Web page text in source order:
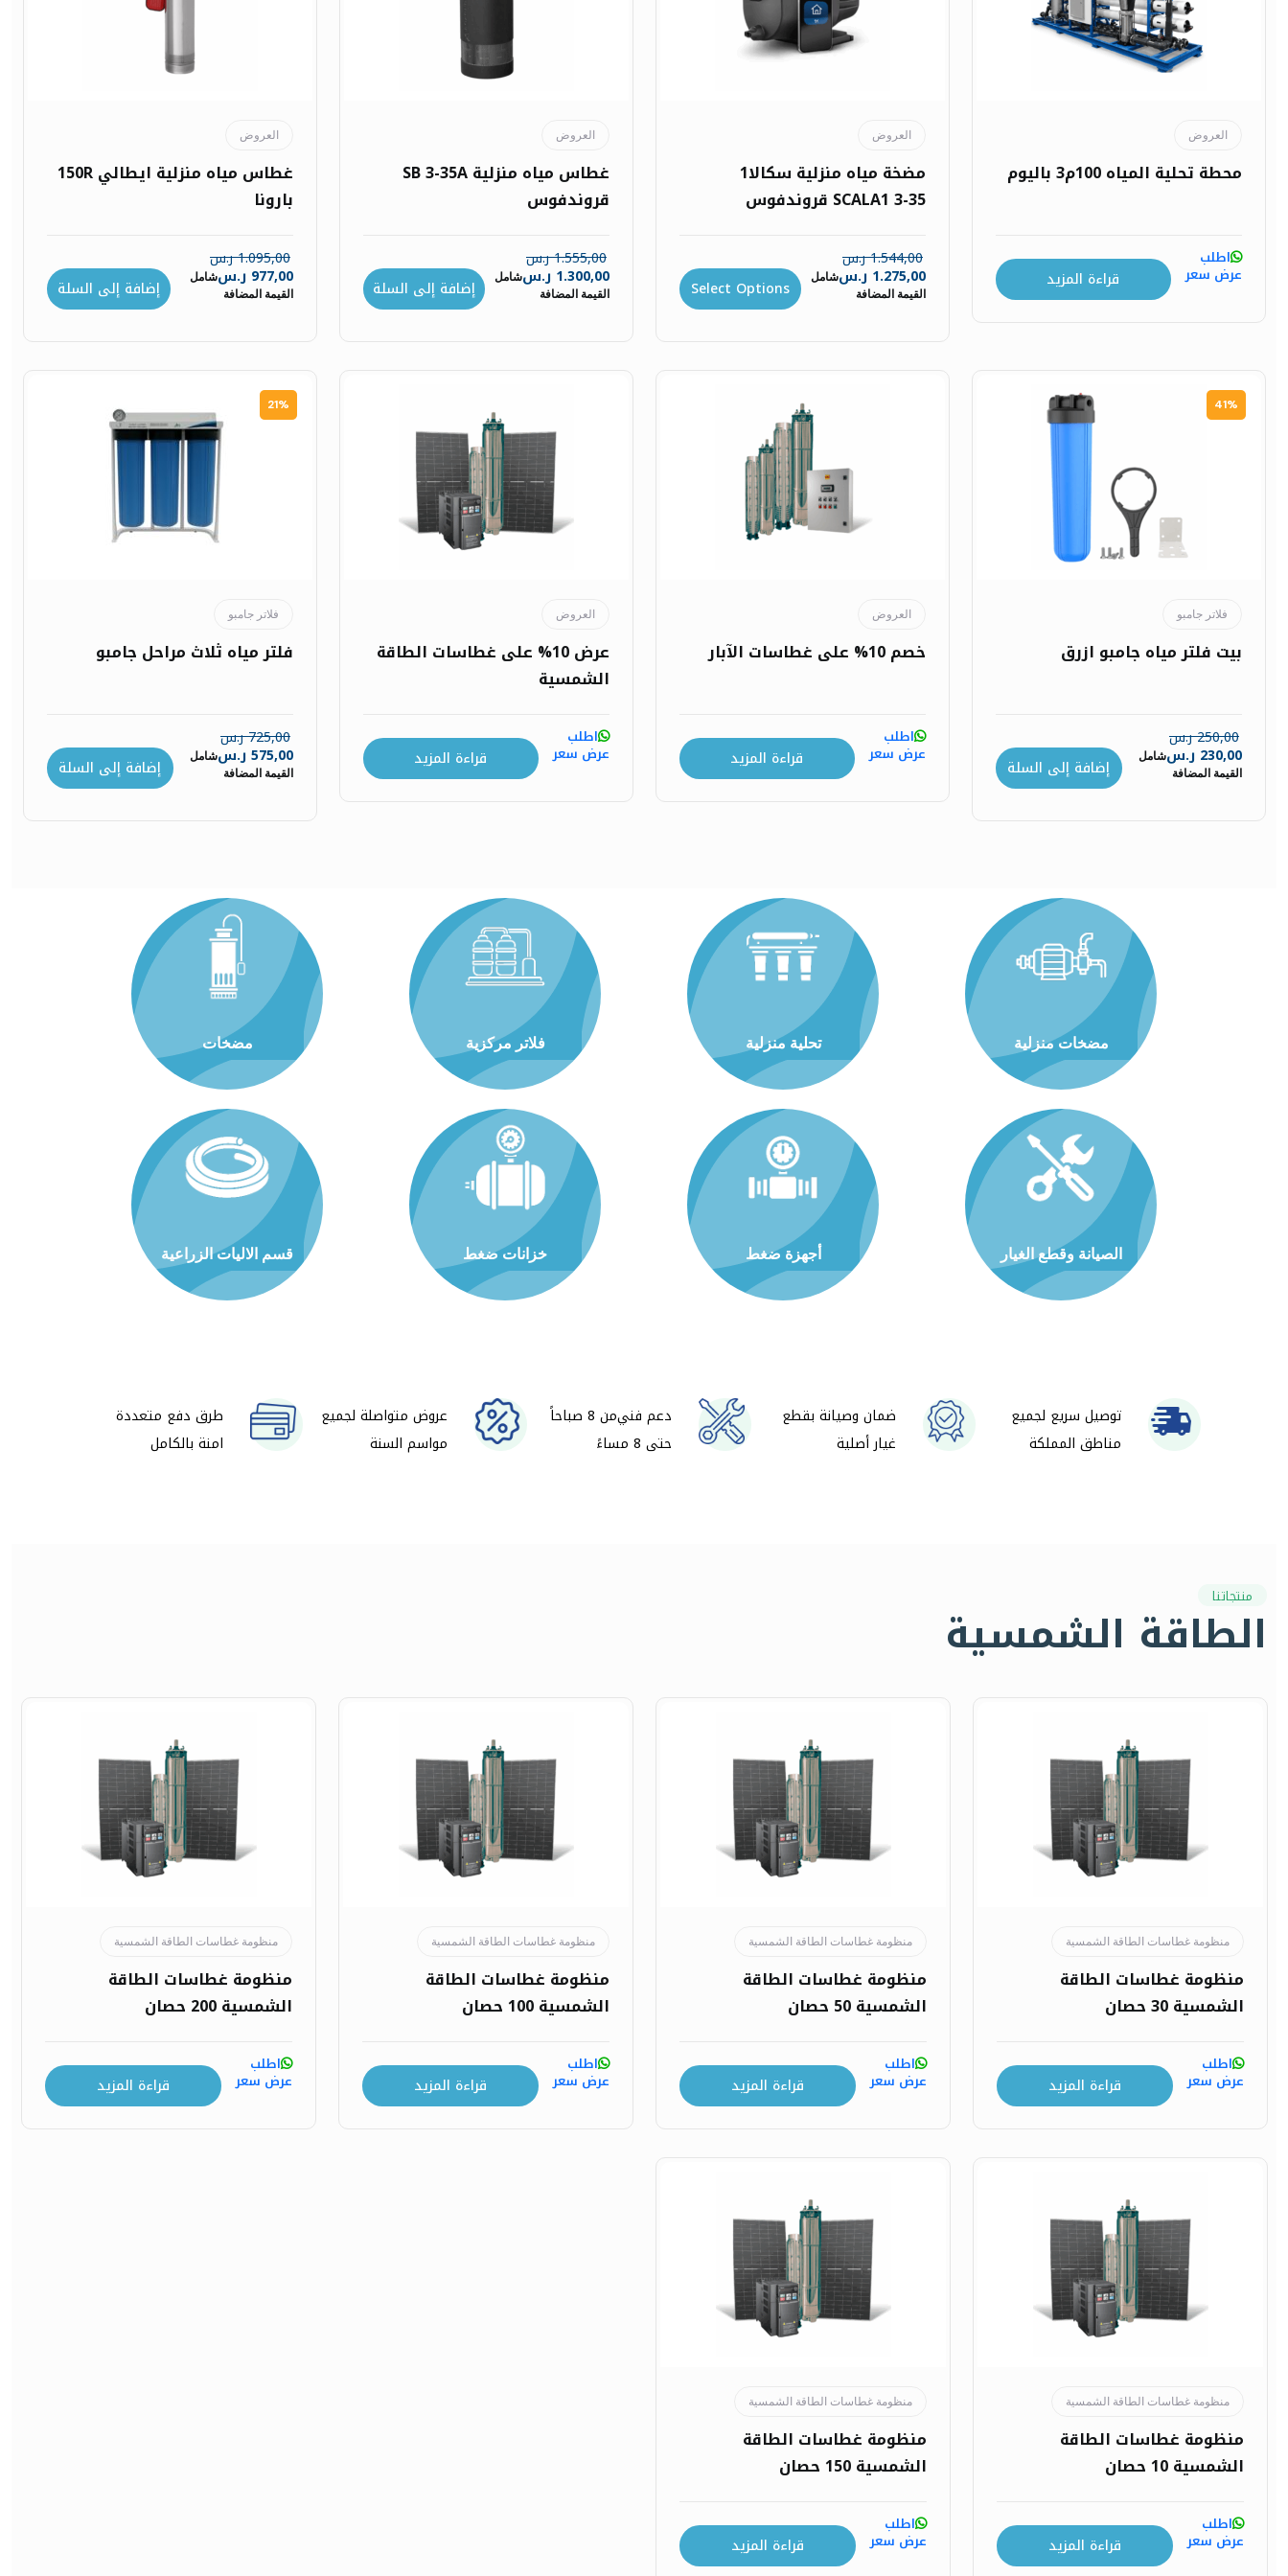
العروض
محطة تحلية المياه 100م3 باليوم
اطلب
عرض سعر قراءة المزيد
العروض
مضخة مياه منزلية سكالا1
SCALA1 3-35 قروندفوس
1.544,00ر.س
1.275,00 ر.سشامل
القيمة المضافة
Select Options
العروض
غطاس مياه منزلية SB 3-35A
قروندفوس
1.555,00ر.س
1.300,00 ر.سشامل
القيمة المضافة
إضافة إلى السلة
العروض
غطاس مياه منزلية ايطالي 150R
بارونا
1.095,00ر.س
977,00 ر.سشامل
القيمة المضافة
إضافة إلى السلة
فلاتر جامبو
بيت فلتر مياه جامبو ازرق
250,00ر.س
230,00 ر.سشامل
القيمة المضافة
إضافة إلى السلة
41%
العروض
خصم 10% على غطاسات الآبار
اطلب
عرض سعر قراءة المزيد
العروض
عرض 10% على غطاسات الطاقة
الشمسية
اطلب
عرض سعر قراءة المزيد
فلاتر جامبو
فلتر مياه ثلاث مراحل جامبو
725,00ر.س
575,00ر.سشامل
القيمة المضافة
إضافة إلى السلة
21%
مضخات منزلية تحلية منزلية فلاتر مركزية مضخات
الصيانة وقطع الغيار أجهزة ضغط خزانات ضغط قسم الاليات الزراعية
توصيل سريع لجميع
مناطق المملكة
ضمان وصيانة بقطع
غيار أصلية
دعم فني من 8 صباحاً
حتى 8 مساءً
عروض متواصلة لجميع
مواسم السنة
طرق دفع متعددة
امنة بالكامل
منتجاتنا
الطاقة الشمسية
منظومة غطاسات الطاقة الشمسية
منظومة غطاسات الطاقة
الشمسية 30 حصان
اطلب
عرض سعر قراءة المزيد
منظومة غطاسات الطاقة الشمسية
منظومة غطاسات الطاقة
الشمسية 50 حصان
اطلب
عرض سعر قراءة المزيد
منظومة غطاسات الطاقة الشمسية
منظومة غطاسات الطاقة
الشمسية 100 حصان
اطلب
عرض سعر قراءة المزيد
منظومة غطاسات الطاقة الشمسية
منظومة غطاسات الطاقة
الشمسية 200 حصان
اطلب
عرض سعر قراءة المزيد
منظومة غطاسات الطاقة الشمسية
منظومة غطاسات الطاقة
الشمسية 10 حصان
اطلب
عرض سعر قراءة المزيد
منظومة غطاسات الطاقة الشمسية
منظومة غطاسات الطاقة
الشمسية 150 حصان
اطلب
عرض سعر قراءة المزيد